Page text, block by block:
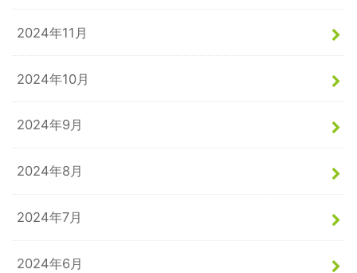
2024年11月
2024年10月
2024年9月
2024年8月
2024年7月
2024年6月